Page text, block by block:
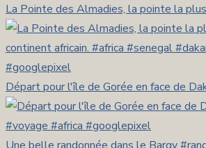
La Pointe des Almadies, la pointe la
Départ pour l'île de Gorée en face de
Une belle randonnée dans le Bargy